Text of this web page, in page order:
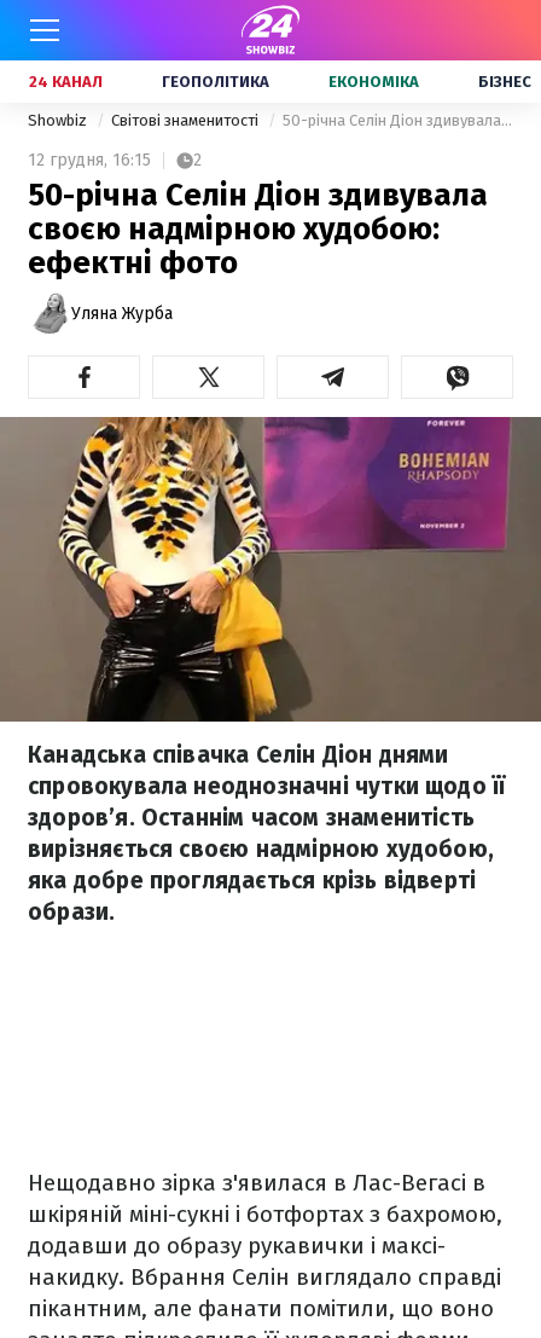
24 КАНАЛ ГЕОПОЛІТИКА ЕКОНОМІКА БІЗНЕС
Showbiz Світові знаменитості 50-річна Селін Діон здивувала своєю надмірною худобою: ефектні фото
12 грудня, 16:15 2
50-річна Селін Діон здивувала
своєю надмірною худобою:
ефектні фото
Уляна Журба
Канадська співачка Селін Діон днями
спровокувала неоднозначні чутки щодо її
здоров’я. Останнім часом знаменитість
вирізняється своєю надмірною худобою,
яка добре проглядається крізь відверті
образи.
Нещодавно зірка з'явилася в Лас-Вегасі в
шкіряній міні-сукні і ботфортах з бахромою,
додавши до образу рукавички і максі-
накидку. Вбрання Селін виглядало справді
пікантним, але фанати помітили, що воно